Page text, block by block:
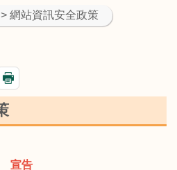
> 網站資訊安全政策
宣告